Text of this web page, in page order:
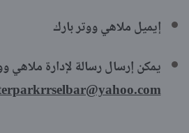
إيميل ملاهي ووتر بارك
يمكن إرسال رسالة لإدارة ملاهي